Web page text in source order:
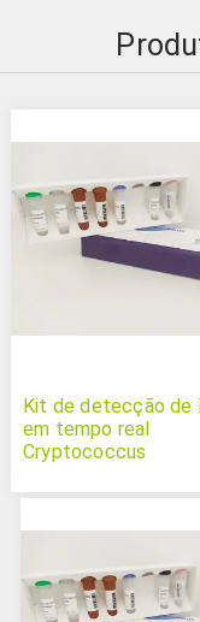
Kit de detecção de
em tempo real
Cryptococcus